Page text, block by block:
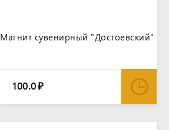
Магнит сувенирный "Достоевский"
100.0₽